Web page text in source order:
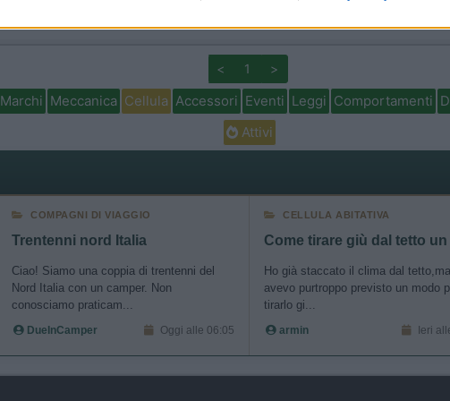
authentication functionality and fraud prevention, and other user protection.
< 1 >
Marchi Meccanica Cellula Accessori Eventi Leggi Comportamenti
Attivi
COMPAGNI DI VIAGGIO
Trentenni nord Italia
Ciao! Siamo una coppia di trentenni del
Nord Italia con un camper. Non
conosciamo praticam...
DueInCamper Oggi alle 06:05
CELLULA ABITATIVA
Come tirare giù dal tetto
Ho già staccato il clima dal
avevo purtroppo previsto un modo
tirarlo gi...
armin Ieri